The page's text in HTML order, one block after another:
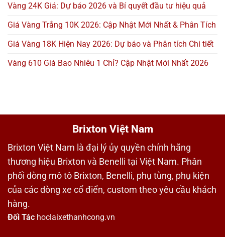
Vàng 24K Giá: Dự báo 2026 và Bí quyết đầu tư hiệu quả
Giá Vàng Trắng 10K 2026: Cập Nhật Mới Nhất & Phân Tích
Giá Vàng 18K Hiện Nay 2026: Dự báo và Phân tích Chi tiết
Vàng 610 Giá Bao Nhiêu 1 Chỉ? Cập Nhật Mới Nhất 2026
Brixton Việt Nam
Brixton Việt Nam là đại lý ủy quyền chính hãng
thương hiệu Brixton và Benelli tại Việt Nam. Phân
phối dòng mô tô Brixton, Benelli, phụ tùng, phụ kiện
của các dòng xe cổ điển, custom theo yêu cầu khách
hàng.
Đối Tác hoclaixethanhcong.vn